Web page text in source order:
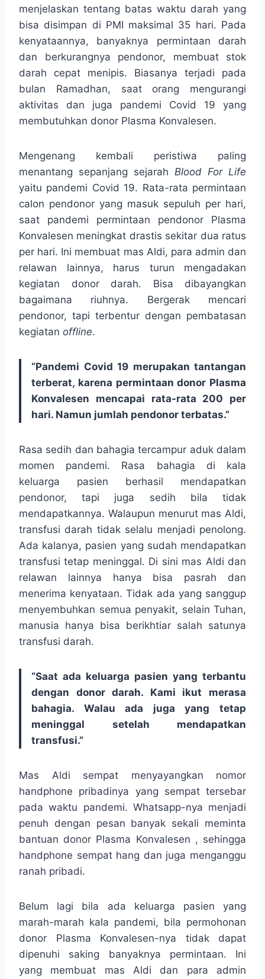
menjelaskan tentang batas waktu darah yang
bisa disimpan di PMI maksimal 35 hari. Pada
kenyataannya, banyaknya permintaan darah
dan berkurangnya pendonor, membuat stok
darah cepat menipis. Biasanya terjadi pada
bulan Ramadhan, saat orang mengurangi
aktivitas dan juga pandemi Covid 19 yang
membutuhkan donor Plasma Konvalesen.
Mengenang kembali peristiwa paling
menantang sepanjang sejarah Blood For Life
yaitu pandemi Covid 19. Rata-rata permintaan
calon pendonor yang masuk sepuluh per hari,
saat pandemi permintaan pendonor Plasma
Konvalesen meningkat drastis sekitar dua ratus
per hari. Ini membuat mas Aldi, para admin dan
relawan lainnya, harus turun mengadakan
kegiatan donor darah. Bisa dibayangkan
bagaimana riuhnya. Bergerak mencari
pendonor, tapi terbentur dengan pembatasan
kegiatan offline.
“Pandemi Covid 19 merupakan tantangan
terberat, karena permintaan donor Plasma
Konvalesen mencapai rata-rata 200 per
hari. Namun jumlah pendonor terbatas.”
Rasa sedih dan bahagia tercampur aduk dalam
momen pandemi. Rasa bahagia di kala
keluarga pasien berhasil mendapatkan
pendonor, tapi juga sedih bila tidak
mendapatkannya. Walaupun menurut mas Aldi,
transfusi darah tidak selalu menjadi penolong.
Ada kalanya, pasien yang sudah mendapatkan
transfusi tetap meninggal. Di sini mas Aldi dan
relawan lainnya hanya bisa pasrah dan
menerima kenyataan. Tidak ada yang sanggup
menyembuhkan semua penyakit, selain Tuhan,
manusia hanya bisa berikhtiar salah satunya
transfusi darah.
“Saat ada keluarga pasien yang terbantu
dengan donor darah. Kami ikut merasa
bahagia. Walau ada juga yang tetap
meninggal setelah mendapatkan
transfusi.”
Mas Aldi sempat menyayangkan nomor
handphone pribadinya yang sempat tersebar
pada waktu pandemi. Whatsapp-nya menjadi
penuh dengan pesan banyak sekali meminta
bantuan donor Plasma Konvalesen , sehingga
handphone sempat hang dan juga menganggu
ranah pribadi.
Belum lagi bila ada keluarga pasien yang
marah-marah kala pandemi, bila permohonan
donor Plasma Konvalesen-nya tidak dapat
dipenuhi saking banyaknya permintaan. Ini
yang membuat mas Aldi dan para admin